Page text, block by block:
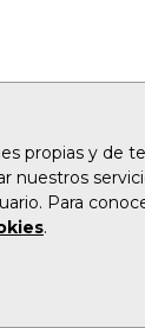
propias y de
nuestros
Para
.